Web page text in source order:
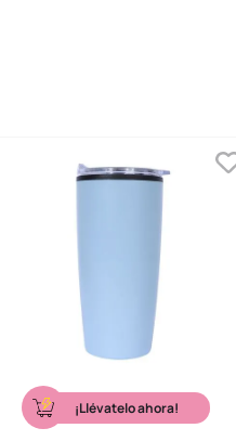
¡Llévatelo ahora!